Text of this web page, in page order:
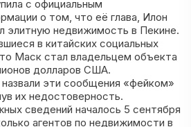
с официальным
о том, что её глава, Илон
элитную недвижимость в Пекине.
в китайских социальных
Маск стал владельцем объекта
долларов США.
эти сообщения «фейком»
их недостоверность.
сведений началось 5 сентября
агентов по недвижимости в